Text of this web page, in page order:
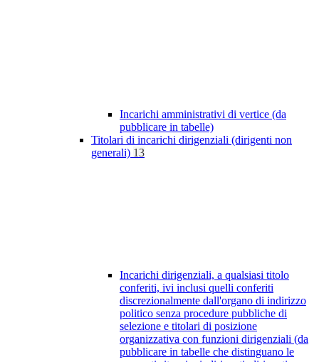
Incarichi amministrativi di vertice (da
pubblicare in tabelle)
Titolari di incarichi dirigenziali (dirigenti non
generali) 13
Incarichi dirigenziali, a qualsiasi titolo
conferiti, ivi inclusi quelli conferiti
discrezionalmente dall'organo di indirizzo
politico senza procedure pubbliche di
selezione e titolari di posizione
organizzativa con funzioni dirigenziali (da
pubblicare in tabelle che distinguano le